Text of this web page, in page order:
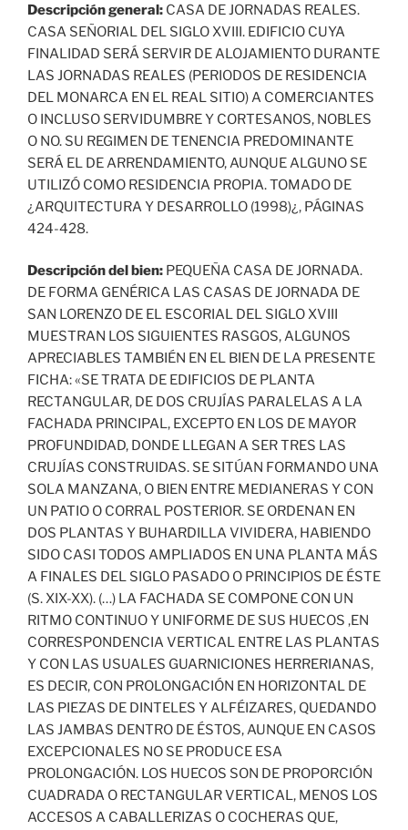
Descripción general: CASA DE JORNADAS REALES.
CASA SEÑORIAL DEL SIGLO XVIII. EDIFICIO CUYA
FINALIDAD SERÁ SERVIR DE ALOJAMIENTO DURANTE
LAS JORNADAS REALES (PERIODOS DE RESIDENCIA
DEL MONARCA EN EL REAL SITIO) A COMERCIANTES
O INCLUSO SERVIDUMBRE Y CORTESANOS, NOBLES
O NO. SU REGIMEN DE TENENCIA PREDOMINANTE
SERÁ EL DE ARRENDAMIENTO, AUNQUE ALGUNO SE
UTILIZÓ COMO RESIDENCIA PROPIA. TOMADO DE
¿ARQUITECTURA Y DESARROLLO (1998)¿, PÁGINAS
424-428.
Descripción del bien: PEQUEÑA CASA DE JORNADA.
DE FORMA GENÉRICA LAS CASAS DE JORNADA DE
SAN LORENZO DE EL ESCORIAL DEL SIGLO XVIII
MUESTRAN LOS SIGUIENTES RASGOS, ALGUNOS
APRECIABLES TAMBIÉN EN EL BIEN DE LA PRESENTE
FICHA: «SE TRATA DE EDIFICIOS DE PLANTA
RECTANGULAR, DE DOS CRUJÍAS PARALELAS A LA
FACHADA PRINCIPAL, EXCEPTO EN LOS DE MAYOR
PROFUNDIDAD, DONDE LLEGAN A SER TRES LAS
CRUJÍAS CONSTRUIDAS. SE SITÚAN FORMANDO UNA
SOLA MANZANA, O BIEN ENTRE MEDIANERAS Y CON
UN PATIO O CORRAL POSTERIOR. SE ORDENAN EN
DOS PLANTAS Y BUHARDILLA VIVIDERA, HABIENDO
SIDO CASI TODOS AMPLIADOS EN UNA PLANTA MÁS
A FINALES DEL SIGLO PASADO O PRINCIPIOS DE ÉSTE
(S. XIX-XX). (…) LA FACHADA SE COMPONE CON UN
RITMO CONTINUO Y UNIFORME DE SUS HUECOS ,EN
CORRESPONDENCIA VERTICAL ENTRE LAS PLANTAS
Y CON LAS USUALES GUARNICIONES HERRERIANAS,
ES DECIR, CON PROLONGACIÓN EN HORIZONTAL DE
LAS PIEZAS DE DINTELES Y ALFÉIZARES, QUEDANDO
LAS JAMBAS DENTRO DE ÉSTOS, AUNQUE EN CASOS
EXCEPCIONALES NO SE PRODUCE ESA
PROLONGACIÓN. LOS HUECOS SON DE PROPORCIÓN
CUADRADA O RECTANGULAR VERTICAL, MENOS LOS
ACCESOS A CABALLERIZAS O COCHERAS QUE,